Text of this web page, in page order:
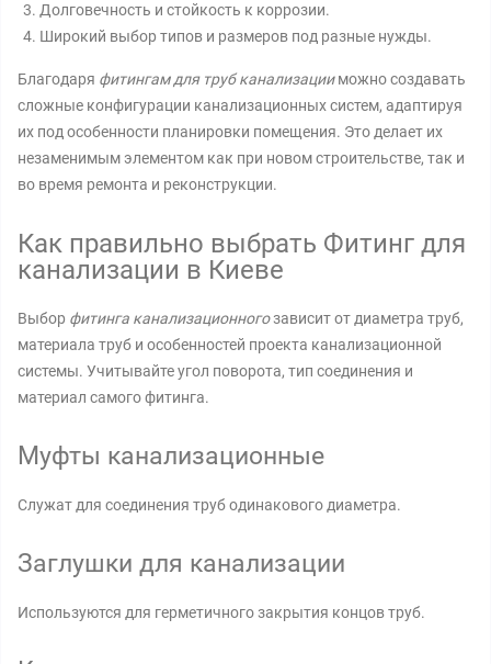
Долговечность и стойкость к коррозии.
Широкий выбор типов и размеров под разные нужды.
Благодаря фитингам для труб канализацииможно создавать
сложные конфигурации канализационных систем, адаптируя
их под особенности планировки помещения. Это делает их
незаменимым элементом как при новом строительстве, так и
во время ремонта и реконструкции.
Как правильно выбрать Фитинг для
канализации в Киеве
Выбор фитинга канализационногозависит от диаметра труб,
материала труб и особенностей проекта канализационной
системы. Учитывайте угол поворота, тип соединения и
материал самого фитинга.
Муфты канализационные
Служат для соединения труб одинакового диаметра.
Заглушки для канализации
Используются для герметичного закрытия концов труб.